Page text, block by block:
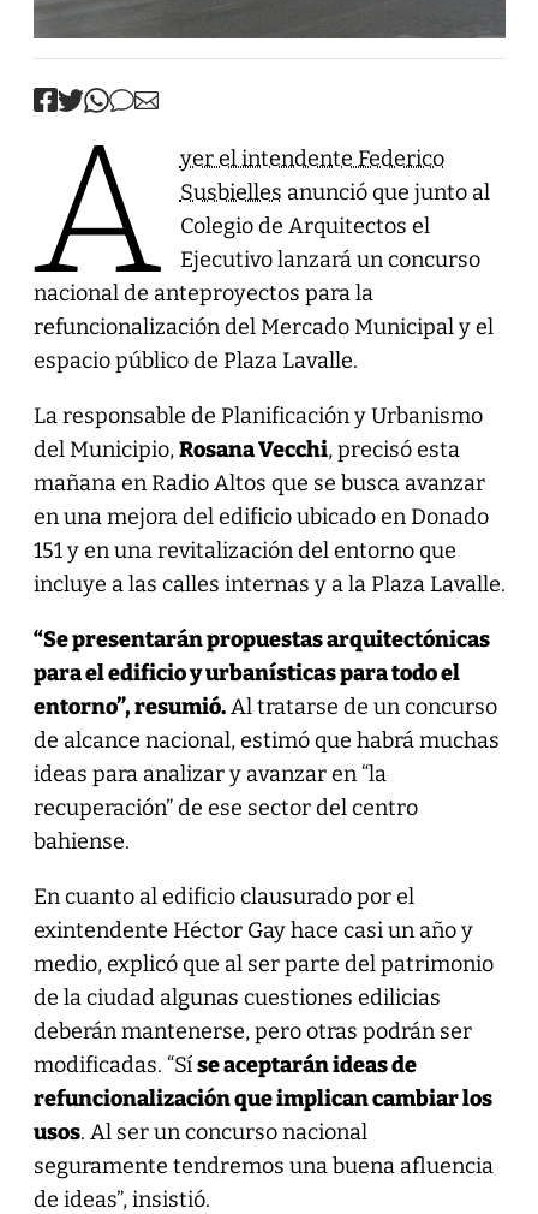
A
yer el intendente Federico
Susbielles anunció que junto al
Colegio de Arquitectos el
Ejecutivo lanzará un concurso
nacional de anteproyectos para la
refuncionalización del Mercado Municipal y el
espacio público de Plaza Lavalle.
La responsable de Planificación y Urbanismo
del Municipio,Rosana Vecchi, precisó esta
mañana en Radio Altos que se busca avanzar
en una mejora del edificio ubicado en Donado
151 y en una revitalización del entorno que
incluye a las calles internas y a la Plaza Lavalle.
“Se presentarán propuestas arquitectónicas
para el edificio y urbanísticas para todo el
entorno”, resumió.Al tratarse de un concurso
de alcance nacional, estimó que habrá muchas
ideas para analizar y avanzar en “la
recuperación” de ese sector del centro
bahiense.
En cuanto al edificio clausurado por el
exintendente Héctor Gay hace casi un año y
medio, explicó que al ser parte del patrimonio
de la ciudad algunas cuestiones edilicias
deberán mantenerse, pero otras podrán ser
modificadas. “Síse aceptarán ideas de
refuncionalización que implican cambiar los
usos. Al ser un concurso nacional
seguramente tendremos una buena afluencia
de ideas”, insistió.